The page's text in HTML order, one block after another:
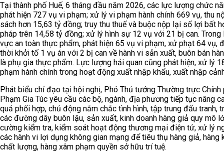
Tại thành phố Huế, 6 tháng đầu năm 2026, các lực lượng chức
phát hiện 727 vụ vi phạm; xử lý vi phạm hành chính 669 vụ, thu
sách hơn 15,63 tỷ đồng; truy thu thuế và buộc nộp lại số lợi bất
pháp trên 14,58 tỷ đồng; xử lý hình sự 12 vụ với 21 bị can. Trong
vực an toàn thực phẩm, phát hiện 65 vụ vi phạm, xử phạt 64 vụ,
thời khởi tố 1 vụ án với 2 bị can về hành vi sản xuất, buôn bán
là phụ gia thực phẩm. Lực lượng hải quan cũng phát hiện, xử lý
phạm hành chính trong hoạt động xuất nhập khẩu, xuất nhập
Phát biểu chỉ đạo tại hội nghị, Phó Thủ tướng Thường trực Chính
Phạm Gia Túc yêu cầu các bộ, ngành, địa phương tiếp tục nâng
quả phối hợp, chủ động nắm chắc tình hình, tập trung đấu tranh,
các đường dây buôn lậu, sản xuất, kinh doanh hàng giả quy mô
cường kiểm tra, kiểm soát hoạt động thương mại điện tử, xử lý
các hành vi lợi dụng không gian mạng để tiêu thụ hàng giả, hàng
chất lượng, hàng xâm phạm quyền sở hữu trí tuệ.